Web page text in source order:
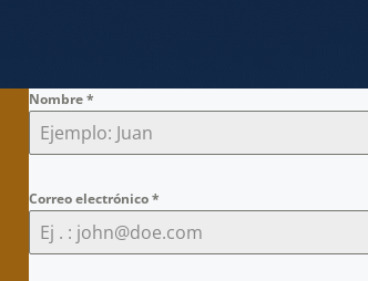
Nombre*
Correo electrónico*